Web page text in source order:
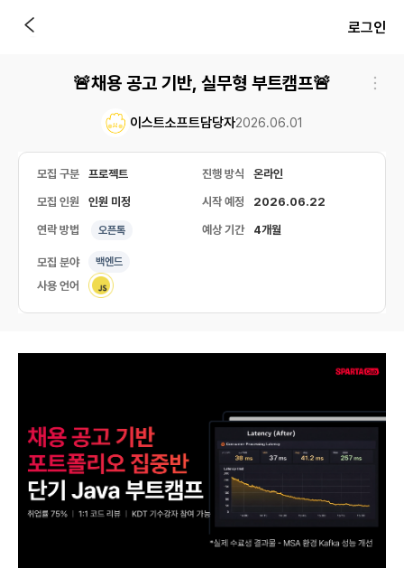
로그인
🚨채용 공고 기반, 실무형 부트캠프🚨
이스트소프트담당자2026.06.01
모집 구분 프로젝트 진행 방식 온라인
모집 인원 인원 미정 시작 예정 2026.06.22
연락 방법 오픈톡 예상 기간 4개월
모집 분야 백엔드
사용 언어